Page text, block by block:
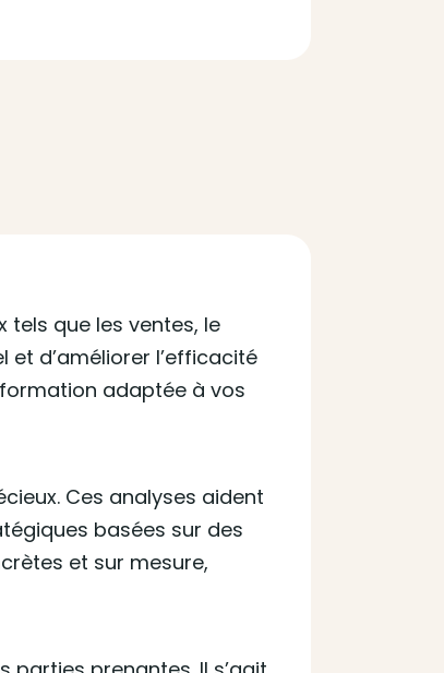
tels que les ventes, le
d’améliorer l’efficacité
formation adaptée à vos
Ces analyses aident
basées sur des
et sur mesure,